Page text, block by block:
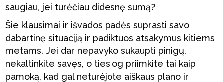
saugiau, jei turėčiau didesnę sumą?
Šie klausimai ir išvados padės suprasti savo
dabartinę situaciją ir padiktuos atsakymus kitiems
metams. Jei dar nepavyko sukaupti pinigų,
nekaltinkite savęs, o tiesiog priimkite tai kaip
pamoką, kad gal neturėjote aiškaus plano ir